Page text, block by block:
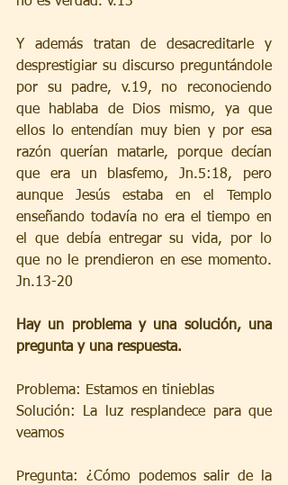
Y además tratan de desacreditarle y
desprestigiar su discurso preguntándole
por su padre, v.19, no reconociendo
que hablaba de Dios mismo, ya que
ellos lo entendían muy bien y por esa
razón querían matarle, porque decían
que era un blasfemo, Jn.5:18, pero
aunque Jesús estaba en el Templo
enseñando todavía no era el tiempo en
el que debía entregar su vida, por lo
que no le prendieron en ese momento.
Jn.13-20
Hay un problema y una solución, una
pregunta y una respuesta.
Problema: Estamos en tinieblas
Solución: La luz resplandece para que
veamos
Pregunta: ¿Cómo podemos salir de la